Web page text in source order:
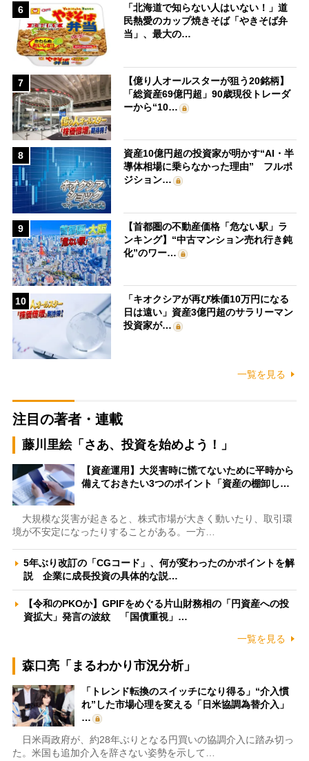
6
「北海道で知らない人はいない！」道
民熱愛のカップ焼きそば「やきそば弁
当」、最大の…
7
【億り人オールスターが狙う20銘柄】
「総資産69億円超」90歳現役トレーダ
ーから“10…
8
資産10億円超の投資家が明かす“AI・半
導体相場に乗らなかった理由” フルポ
ジション…
9
【首都圏の不動産価格「危ない駅」ラ
ンキング】“中古マンション売れ行き鈍
化”のワー…
10
「キオクシアが再び株価10万円になる
日は遠い」資産3億円超のサラリーマン
投資家が…
一覧を見る
注目の著者・連載
藤川里絵「さあ、投資を始めよう！」
【資産運用】大災害時に慌てないために平時から
備えておきたい3つのポイント「資産の棚卸し…
大規模な災害が起きると、株式市場が大きく動いたり、取引環
境が不安定になったりすることがある。一方…
5年ぶり改訂の「CGコード」、何が変わったのかポイントを解
説 企業に成長投資の具体的な説…
【令和のPKOか】GPIFをめぐる片山財務相の「円資産への投
資拡大」発言の波紋 「国債重視」…
一覧を見る
森口亮「まるわかり市況分析」
「トレンド転換のスイッチになり得る」“介入慣
れ”した市場心理を変える「日米協調為替介入」
…
日米両政府が、約28年ぶりとなる円買いの協調介入に踏み切っ
た。米国も追加介入を辞さない姿勢を示して…